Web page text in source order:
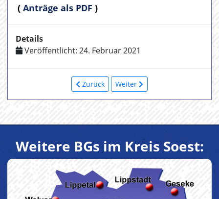
( Anträge als PDF )
Details
Veröffentlicht: 24. Februar 2021
Zurück Weiter
Weitere BGs im Kreis Soest: